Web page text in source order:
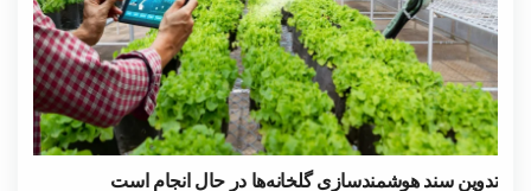
تدوین سند هوشمندسازی گلخانه‌ها در حال انجام است